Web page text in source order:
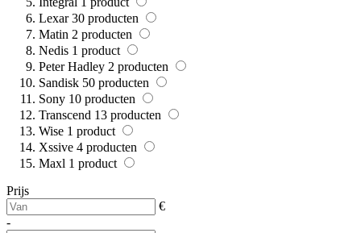
Lexar 30 producten
Matin 2 producten
Nedis 1 product
Peter Hadley 2 producten
Sandisk 50 producten
Sony 10 producten
Transcend 13 producten
Wise 1 product
Xssive 4 producten
Maxl 1 product
Prijs
€
-